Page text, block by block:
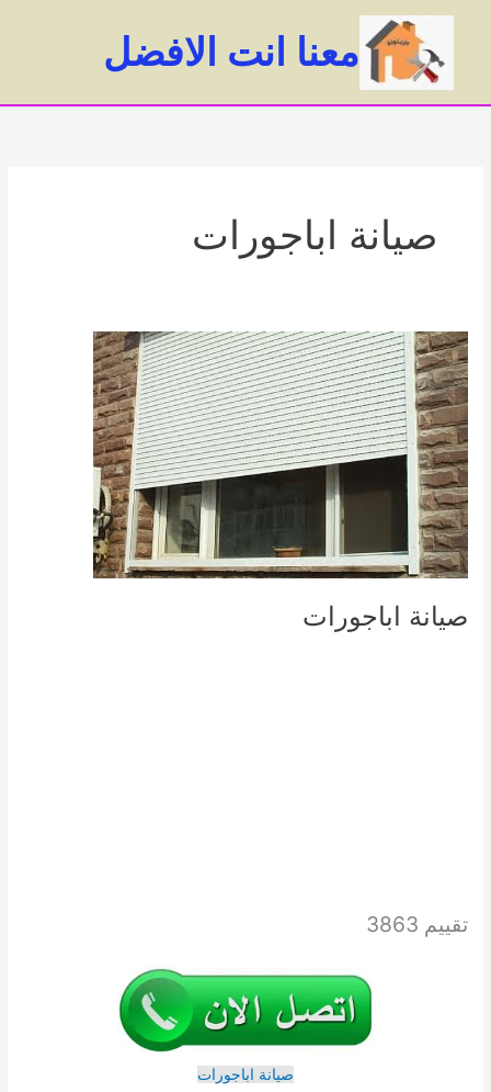
المحتوى
معنا انت الافضل
صيانة اباجورات
صيانة اباجورات
تقييم 3863
صيانة اباجورات